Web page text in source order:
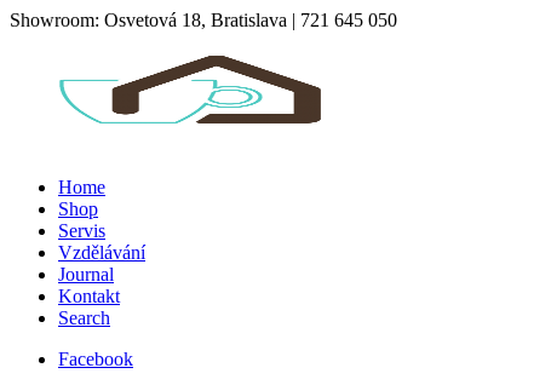
Showroom: Osvetová 18, Bratislava | 721 645 050
Home
Shop
Servis
Vzdělávání
Journal
Kontakt
Search
Facebook